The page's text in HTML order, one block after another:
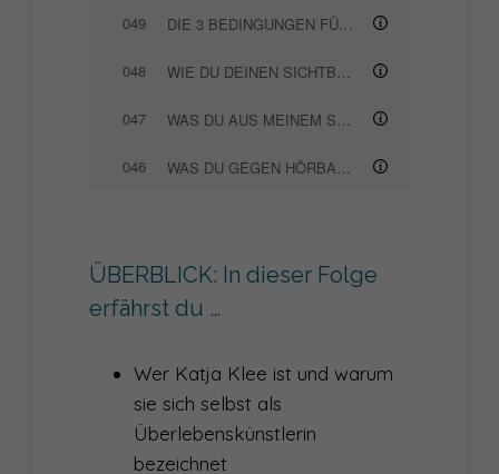
049 DIE 3 BEDINGUNGEN FÜR EINEN ERFOLGREICHEN AUFTRITT
048 WIE DU DEINEN SICHTBARKEITSKATER ÜBERWINDEST
047 WAS DU AUS MEINEM SCHWEIGEN FÜR DEINE SICHTBARKEIT LERNEN KANNST
046 WAS DU GEGEN HÖRBARE ATEMGERÄUSCHE TUN KANNST
044 WARUM DU DOMINANTES VERHALTEN LIEBEN MUSST, AUCH WENN DU ANDERS BIST
043
041
040
ÜBERBLICK: In dieser Folge
erfährst du …
Wer Katja Klee ist und warum
sie sich selbst als
Überlebenskünstlerin
bezeichnet